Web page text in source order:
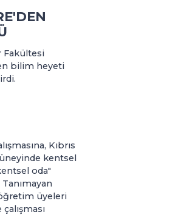
Fakültesi
bilim heyeti
Kıbrıs
kentsel
oda"
üyeleri